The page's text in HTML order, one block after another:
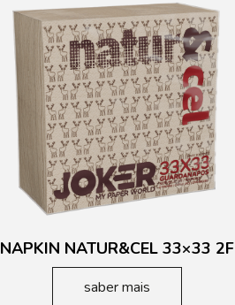
NAPKIN NATUR&CEL 33×33 2F
saber mais